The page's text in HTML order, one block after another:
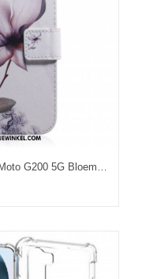
Folio-hoesje voor Moto G200 5G Bloem Stoffig Roze